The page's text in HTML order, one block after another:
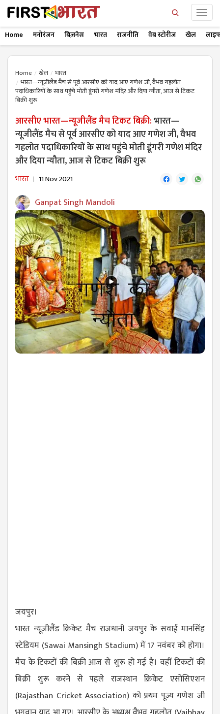
Home मनोरंजन बिज़नेस भारत राजनीति वेब स्टोरीज खेल
Home खेल
भारत
भारत—न्यूजीलैंड मैच से पूर्व आरसीए को याद आए गणेश जी, वैभव गहलोत
पदाधिकारियों के साथ पहुंचे मोती डूंगरी गणेश मंदिर और दिया न्यौता, आज से टिकट
बिक्री शुरू
आरसीए भारत—न्यूजीलैंड मैच टिकट बिक्री:भारत—
न्यूजीलैंड मैच से पूर्व आरसीए को याद आए गणेश जी, वैभव
गहलोत पदाधिकारियों के साथ पहुंचे मोती डूंगरी गणेश मंदिर
और दिया न्यौता, आज से टिकट बिक्री शुरू
भारत 11 Nov 2021
Ganpat Singh Mandoli
जयपुर।
भारत न्यूजीलैंड क्रिकेट मैच राजधानी जयपुर के सवाई मानसिंह
स्टेडियम (Sawai Mansingh Stadium) में 17 नवंबर को होगा।
मैच के टिकटों की बिक्री आज से शुरू हो गई है। वहीं टिकटों की
बिक्री शुरू करने से पहले राजस्थान क्रिकेट एसोसिएशन
(Rajasthan Cricket Association) को प्रथम पूज्य गणेश जी